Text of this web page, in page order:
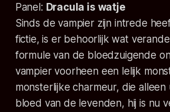
Panel: Dracula is watje
Sinds de vampier zijn intrede
fictie, is er behoorlijk wat
formule van de bloedzuigende
vampier voorheen een lelijk
monsterlijke charmeur, die
bloed van de levenden, hij is nu